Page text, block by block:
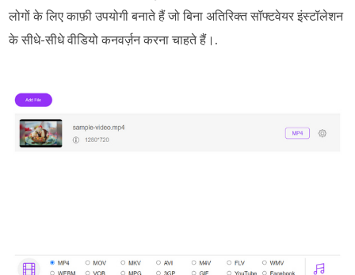
लोगों के लिए काफ़ी उपयोगी बनाते हैं जो बिना अतिरिक्त सॉफ्टवेयर इंस्टॉलेशन
के सीधे‑सीधे वीडियो कनवर्ज़न करना चाहते हैं।.